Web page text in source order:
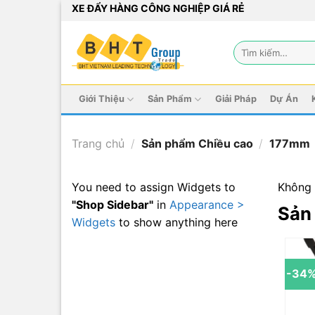
Bỏ
dung
XE ĐẨY HÀNG CÔNG NGHIỆP GIÁ RẺ
Tìm
kiếm:
Giới Thiệu Sản Phẩm Giải Pháp Dự Án
Trang chủ / Sản phẩm Chiều cao / 177mm
You need to assign Widgets to
"Shop Sidebar" in Appearance >
Widgets to show anything here
-